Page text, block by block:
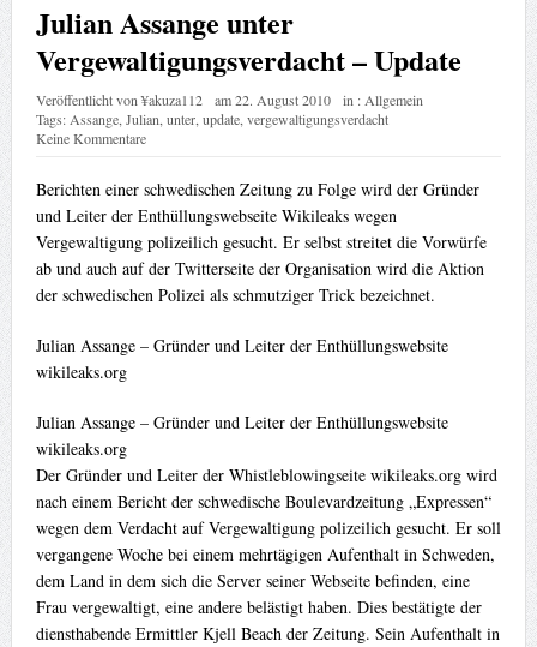
Julian Assange unter
Vergewaltigungsverdacht – Update
Veröffentlicht von¥akuza112 am22. August 2010 in : Allgemein
Tags: Assange, Julian unter, update, vergewaltigungsverdacht
Keine Kommentare
Berichten einer schwedischen Zeitung zu Folge wird der Gründer
und Leiter der Enthüllungswebseite Wikileaks wegen
Vergewaltigung polizeilich gesucht. Er selbst streitet die Vorwürfe
ab und auch auf der Twitterseite der Organisation wird die Aktion
der schwedischen Polizei als schmutziger Trick bezeichnet.
Julian Assange – Gründer und Leiter der Enthüllungswebsite
wikileaks.org
Julian Assange – Gründer und Leiter der Enthüllungswebsite
wikileaks.org
Der Gründer und Leiter der Whistleblowingseite wikileaks.org wird
nach einem Bericht der schwedische Boulevardzeitung „Expressen“
wegen dem Verdacht auf Vergewaltigung polizeilich gesucht. Er soll
vergangene Woche bei einem mehrtägigen Aufenthalt in Schweden,
dem Land in dem sich die Server seiner Webseite befinden, eine
Frau vergewaltigt, eine andere belästigt haben. Dies bestätigte der
diensthabende Ermittler Kjell Beach der Zeitung. Sein Aufenthalt in